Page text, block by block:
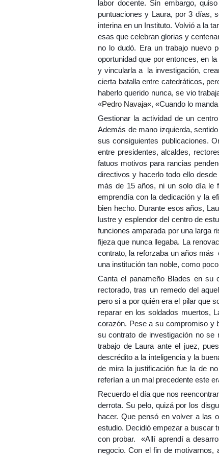
labor docente. Sin embargo,
puntuaciones y Laura, por 3 días,
interina en un Instituto. Volvió a la
esas que celebran glorias y
no lo dudó. Era un trabajo nuevo
oportunidad que por entonces, en
y vincularla a la investigación,
cierta batalla entre catedráticos,
haberlo querido nunca, se vio
«Pedro Navaja«, «Cuando lo
Gestionar la actividad de un
Además de mano izquierda,
sus consiguientes publicaciones.
entre presidentes, alcaldes,
fatuos motivos para rancias
directivos y hacerlo todo ello
más de 15 años, ni un solo día le
emprendía con la dedicación y la
bien hecho. Durante esos años,
lustre y esplendor del centro de
funciones amparada por una larga
fijeza que nunca llegaba. La
contrato, la reforzaba un años más
una institución tan noble, como
Canta el panameño Blades en su
rectorado, tras un remedo del
pero si a por quién era el pilar que
reparar en los soldados muertos,
corazón. Pese a su compromiso y
su contrato de investigación no se
trabajo de Laura ante el juez,
descrédito a la inteligencia y la
de mira la justificación fue la de
referían a un mal precedente este
Recuerdo el día que nos
derrota. Su pelo, quizá por los
hacer. Que pensó en volver a las
estudio. Decidió empezar a buscar
con probar. «Allí aprendí a
negocio. Con el fin de motivarnos,